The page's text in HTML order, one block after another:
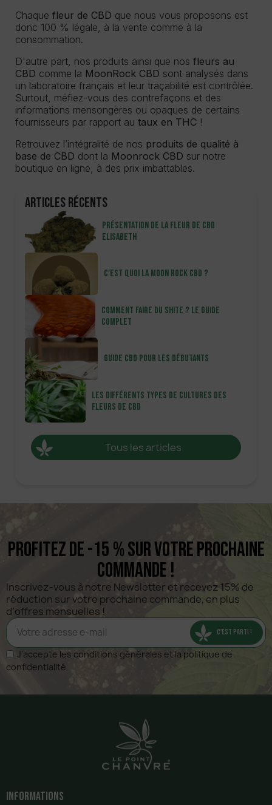
Articles récents
Présentation de la fleur de CBD
Elisabeth
C'est quoi la moon Rock CBD ?
Comment faire du shite ? Le guide
complet
Guide CBD pour les débutants
Les différents types de cultures des
fleurs de CBD
Tous les articles
Chaque fleur de CBD que nous vous proposons est
donc 100 % légale, à la vente comme à la
consommation.
D'autre part, nos produits ainsi que nos fleurs au
CBD comme la MoonRock CBD sont analysés dans
un laboratoire français et leur traçabilité est contrôlée.
Surtout, méfiez-vous des contrefaçons et des
informations mensongères ou opaques de certains
fournisseurs par rapport au taux en THC !
Retrouvez l’intégralité de nos produits de qualité à
base de CBD dont la Moonrock CBD sur notre
boutique en ligne, à des prix imbattables.
Profitez de -15 % sur votre prochaine
commande !
Inscrivez-vous à notre Newsletter et recevez 15% de
réduction sur votre prochaine commande, en plus
d’offres mensuelles !
C'EST PARTI !
J'accepte les conditions générales et la politique de
confidentialité
Informations